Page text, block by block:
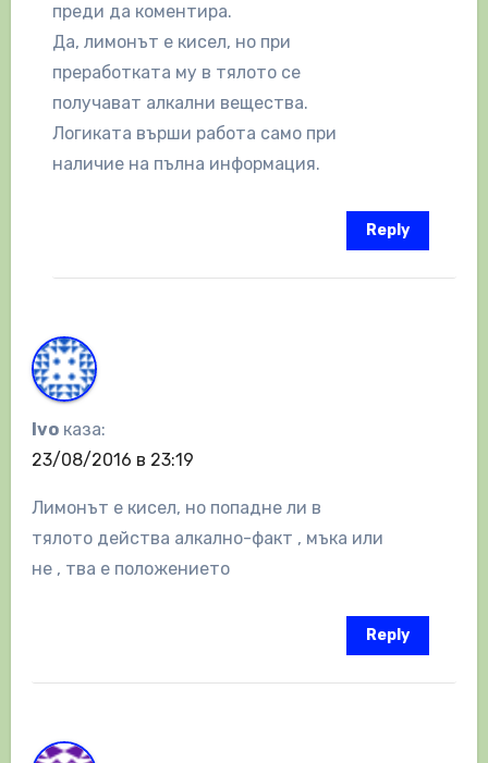
преди да коментира.
Да, лимонът е кисел, но при
преработката му в тялото се
получават алкални вещества.
Логиката върши работа само при
наличие на пълна информация.
Reply
Ivo каза:
23/08/2016 в 23:19
Лимонът е кисел, но попадне ли в
тялото действа алкално-факт , мъка или
не , тва е положението
Reply